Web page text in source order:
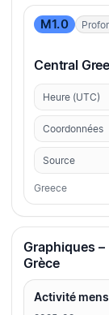
M1.0
Central
Heure (UTC)
Coordonnées
Source
Greece
Graphiques –
Grèce
Activité